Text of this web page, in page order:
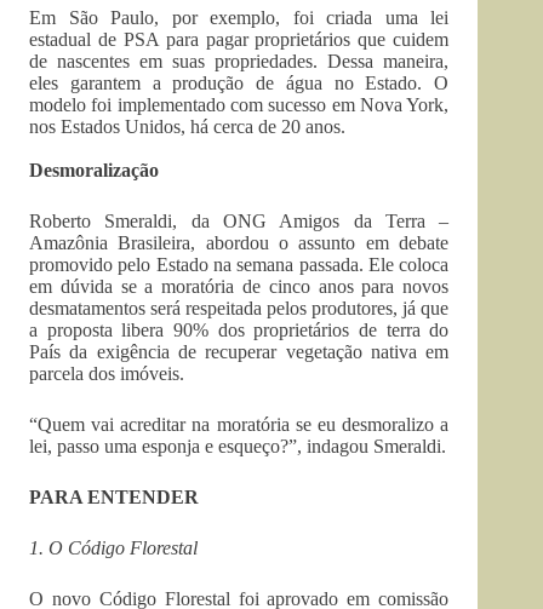
Em São Paulo, por exemplo, foi criada uma lei
estadual de PSA para pagar proprietários que cuidem
de nascentes em suas propriedades. Dessa maneira,
eles garantem a produção de água no Estado. O
modelo foi implementado com sucesso em Nova York,
nos Estados Unidos, há cerca de 20 anos.
Desmoralização
Roberto Smeraldi, da ONG Amigos da Terra –
Amazônia Brasileira, abordou o assunto em debate
promovido pelo Estado na semana passada. Ele coloca
em dúvida se a moratória de cinco anos para novos
desmatamentos será respeitada pelos produtores, já que
a proposta libera 90% dos proprietários de terra do
País da exigência de recuperar vegetação nativa em
parcela dos imóveis.
“Quem vai acreditar na moratória se eu desmoralizo a
lei, passo uma esponja e esqueço?”, indagou Smeraldi.
PARA ENTENDER
1. O Código Florestal
O novo Código Florestal foi aprovado em comissão